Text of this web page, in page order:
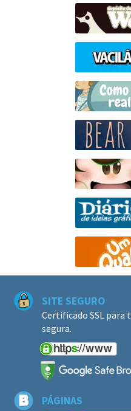
SITE SEGURO
Certificado SSL para
segura.
PÁGINAS